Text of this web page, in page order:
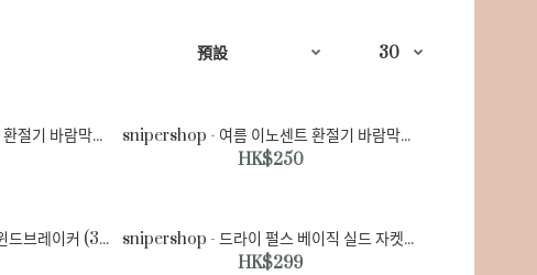
snipershop - 여름 이노센트 환절기 바람막이♡韓國男裝外套
snipershop - 여름 이노센트 환절기 바람막이♡韓國男裝外套
HK$250
madern - 라라 체크 나일론 윈드브레이커 (3color)♡韓國男裝外套
snipershop - 드라이 펄스 베이직 실드 자켓♡韓國男裝外套
HK$299